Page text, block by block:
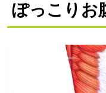
ぽっこりお